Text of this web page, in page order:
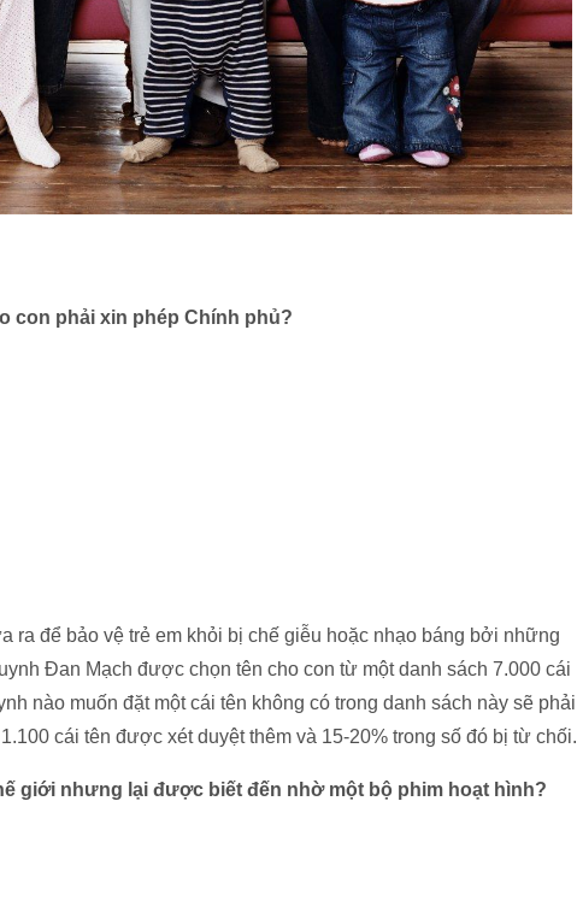
con phải xin phép Chính phủ?
ra để bảo vệ trẻ em khỏi bị chế giễu hoặc nhạo báng bởi những
Đan Mạch được chọn tên cho con từ một danh sách 7.000 cái
nào muốn đặt một cái tên không có trong danh sách này sẽ phải
cái tên được xét duyệt thêm và 15-20% trong số đó bị từ chối.
giới nhưng lại được biết đến nhờ một bộ phim hoạt hình?